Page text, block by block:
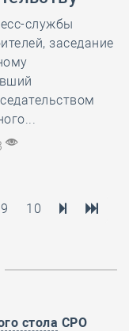
службы
заседание
9 10
стола СРО